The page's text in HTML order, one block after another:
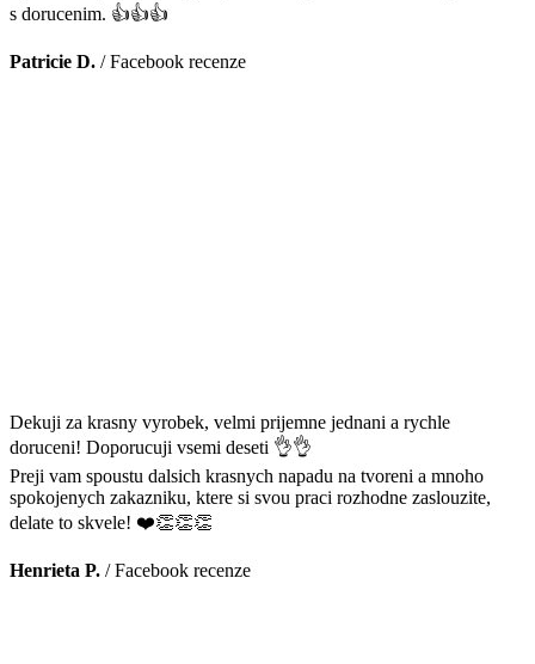
s dorucenim. 👍👍👍
Patricie D. /Facebook recenze
Dekuji za krasny vyrobek, velmi prijemne jednani a rychle
doruceni! Doporucuji vsemi deseti 👌👌
Preji vam spoustu dalsich krasnych napadu na tvoreni a mnoho
spokojenych zakazniku, ktere si svou praci rozhodne zaslouzite,
delate to skvele! ❤️👏👏👏
Henrieta P. /Facebook recenze